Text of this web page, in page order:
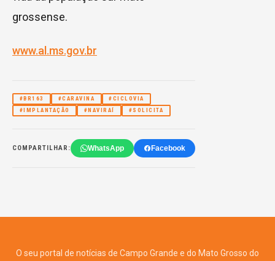
grossense.
www.al.ms.gov.br
#BR163 #CARAVINA
#CICLOVIA
#IMPLANTAÇÃO
#NAVIRAÍ #SOLICITA
COMPARTILHAR: WhatsApp Facebook
O seu portal de notícias de Campo Grande e do Mato Grosso do